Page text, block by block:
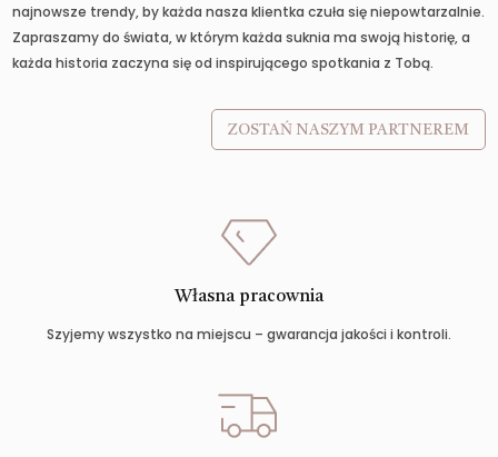
najnowsze trendy, by każda nasza klientka czuła się niepowtarzalnie.
Zapraszamy do świata, w którym każda suknia ma swoją historię, a
każda historia zaczyna się od inspirującego spotkania z Tobą.
ZOSTAŃ NASZYM PARTNEREM
Własna pracownia
Szyjemy wszystko na miejscu – gwarancja jakości i kontroli.